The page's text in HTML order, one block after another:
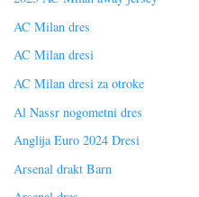
AC Milan dres
AC Milan dresi
AC Milan dresi za otroke
Al Nassr nogometni dres
Anglija Euro 2024 Dresi
Arsenal drakt Barn